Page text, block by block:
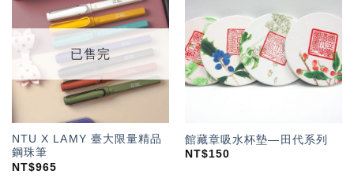
加入
「願
望輕
單」
已售完
NTU X LAMY 臺大限量精品
鋼珠筆
NT$965
「願
望輕
單」
館藏章吸水杯墊—田代系列
NT$150